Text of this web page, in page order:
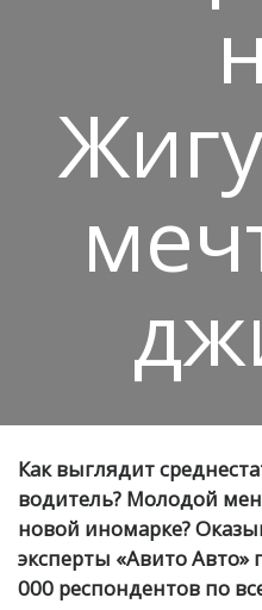
Как выглядит
водитель? Молодой
новой иномарке?
эксперты «Авито Авто»
000 респондентов по